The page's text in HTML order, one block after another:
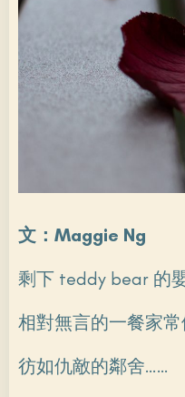
文：Maggie Ng
剩下 teddy bear 的
相對無言的一餐家
彷如仇敵的鄰舍……